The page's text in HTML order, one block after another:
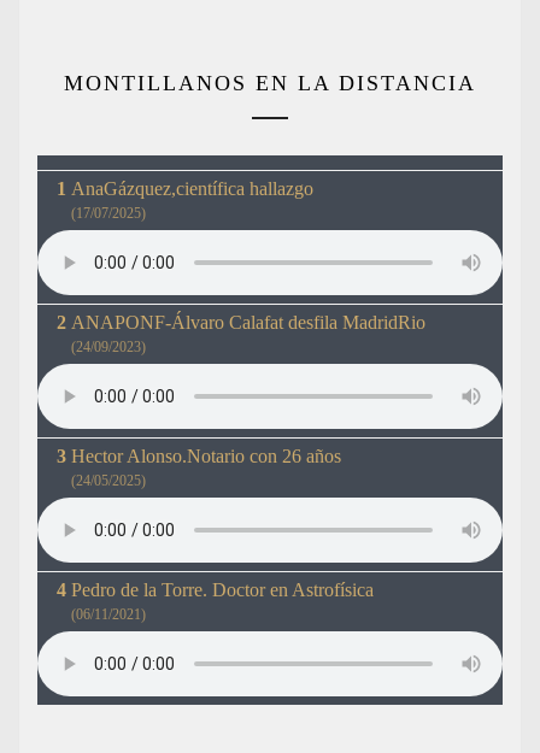
MONTILLANOS EN LA DISTANCIA
AnaGázquez,científica hallazgo
(17/07/2025)
ANAPONF-Álvaro Calafat desfila MadridRio
(24/09/2023)
Hector Alonso.Notario con 26 años
(24/05/2025)
Pedro de la Torre. Doctor en Astrofísica
(06/11/2021)